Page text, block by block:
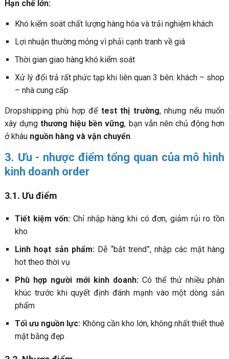
Hạn chế lớn:
Khó kiểm soát chất lượng hàng hóa và trải nghiệm khách
Lợi nhuận thường mỏng vì phải cạnh tranh về giá
Thời gian giao hàng khó kiểm soát
Xử lý đổi trả rất phức tạp khi liên quan 3 bên: khách – shop
– nhà cung cấp
Dropshipping phù hợp để test thị trường, nhưng nếu muốn
xây dựngthương hiệu bền vững, bạn vẫn nên chủ động hơn
ở khâu nguồn hàng và vận chuyển.
3. Ưu - nhược điểm tổng quan của mô hình
kinh doanh order
3.1. Ưu điểm
Tiết kiệm vốn: Chỉ nhập hàng khi có đơn, giảm rủi ro tồn
kho
Linh hoạt sản phẩm:Dễ “bắt trend”, nhập các mặt hàng
hot theo thời vụ
Phù hợp người mới kinh doanh: Có thể thử nhiều phân
khúc trước khi quyết định đánh mạnh vào một dòng sản
phẩm
Tối ưu nguồn lực:Không cần kho lớn, không nhất thiết thuê
mặt bằng đẹp